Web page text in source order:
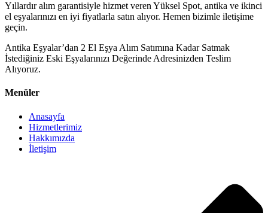
Yıllardır alım garantisiyle hizmet veren Yüksel Spot, antika ve ikinci
el eşyalarınızı en iyi fiyatlarla satın alıyor. Hemen bizimle iletişime
geçin.
Antika Eşyalar’dan 2 El Eşya Alım Satımına Kadar Satmak
İstediğiniz Eski Eşyalarınızı Değerinde Adresinizden Teslim
Alıyoruz.
Menüler
Anasayfa
Hizmetlerimiz
Hakkımızda
İletişim